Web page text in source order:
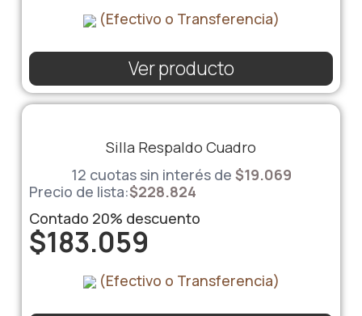
(Efectivo o Transferencia)
Ver producto
Silla Respaldo Cuadro
12 cuotas sin interés de $19.069
Precio de lista:$228.824
Contado 20% descuento
$183.059
(Efectivo o Transferencia)